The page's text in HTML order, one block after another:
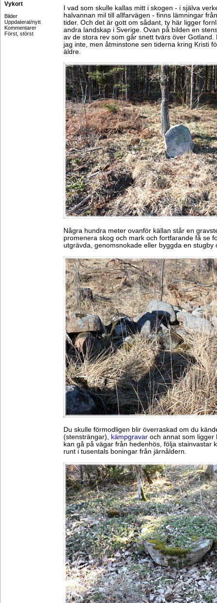
Vykort
Bilder
Uppdaterat/nytt
Kommentarer
Först, störst
I vad som skulle kallas mitt i skogen - i själva
halvannan mil till allfarvägen - finns lämningar
tider. Och det är gott om sådant, ty här ligger
andra landskap i Sverige. Ovan på bilden en
av de stora rev som går snett tvärs över Gotland.
jag inte, men åtminstone sen tiderna kring Kristi
äldre.
Några hundra meter ovanför källan står en
promenera skog och mark och fortfarande få se
utgrävda, genomsnokade eller byggda en stugby
Du skulle förmodligen blir överraskad om du
(stensträngar), kämpgravar och annat som ligger
kan gå på vägar från hedenhös, följa stainvastar
runt i tusentals boningar från järnåldern.